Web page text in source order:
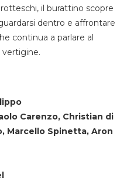
il burattino scopre
dentro e affrontare
continua a parlare al
vertigine.
Carenzo, Christian di
Marcello Spinetta, Aron